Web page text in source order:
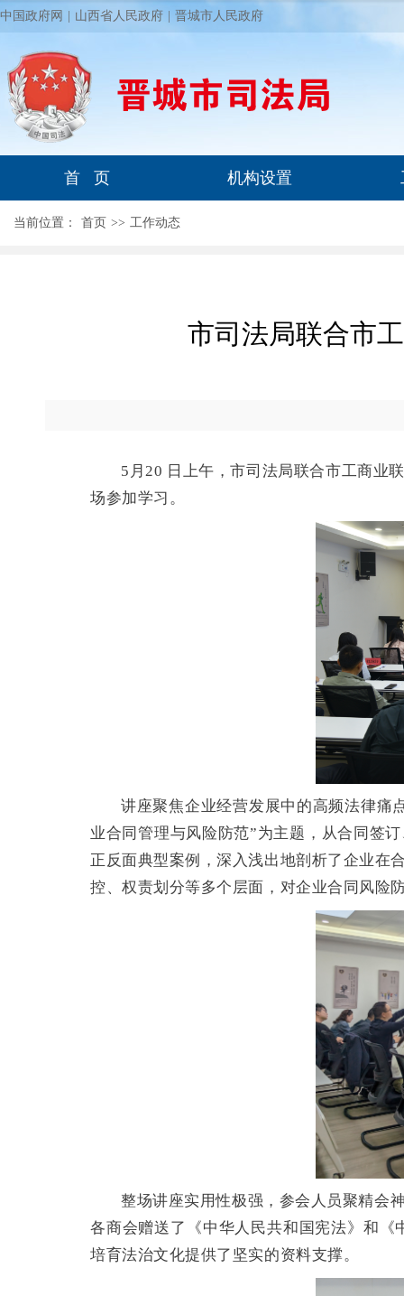
中国政府网 山西省人民政府 晋城市人民政府
首 页 机构设置
当前位置： 首页 >> 工作动态
市司法局联合市
5月20 日上午，市司法局联合市工商业
场参加学习。
讲座聚焦企业经营发展中的高频法律痛
业合同管理与风险防范”为主题，从合同签
正反面典型案例，深入浅出地剖析了企业在
控、权责划分等多个层面，对企业合同风险
整场讲座实用性极强，参会人员聚精会
各商会赠送了《中华人民共和国宪法》和
培育法治文化提供了坚实的资料支撑。